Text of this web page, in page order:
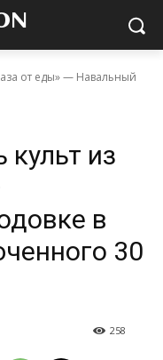
от еды» — Навальный
из
в
30
258